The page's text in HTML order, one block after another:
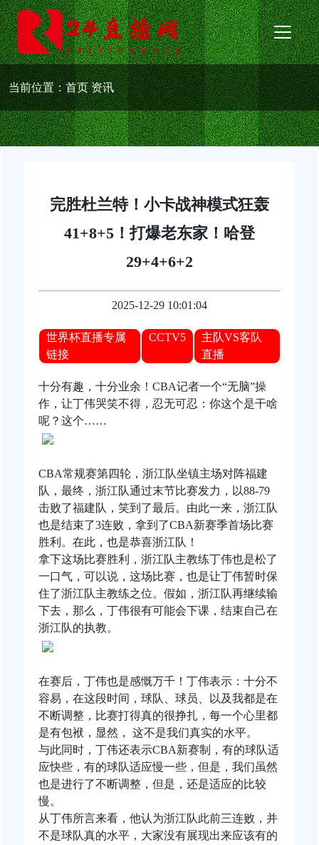
当前位置：首页资讯
完胜杜兰特！小卡战神模式狂轰
41+8+5！打爆老东家！哈登
29+4+6+2
2025-12-29 10:01:04
世界杯直播专属
链接
CCTV5
主队VS客队
直播
十分有趣，十分业余！CBA记者一个“无脑”操
作，让丁伟哭笑不得，忍无可忍：你这个是干啥
呢？这个……
CBA常规赛第四轮，浙江队坐镇主场对阵福建
队，最终，浙江队通过末节比赛发力，以88-79
击败了福建队，笑到了最后。由此一来，浙江队
也是结束了3连败，拿到了CBA新赛季首场比赛
胜利。在此，也是恭喜浙江队！
拿下这场比赛胜利，浙江队主教练丁伟也是松了
一口气，可以说，这场比赛，也是让丁伟暂时保
住了浙江队主教练之位。假如，浙江队再继续输
下去，那么，丁伟很有可能会下课，结束自己在
浙江队的执教。
在赛后，丁伟也是感慨万千！丁伟表示：十分不
容易，在这段时间，球队、球员、以及我都是在
不断调整，比赛打得真的很挣扎，每一个心里都
是有包袱，显然， 这不是我们真实的水平。
与此同时，丁伟还表示CBA新赛制，有的球队适
应快些，有的球队适应慢一些，但是，我们虽然
也是进行了不断调整，但是，还是适应的比较
慢。
从丁伟所言来看，他认为浙江队此前三连败，并
不是球队真的水平，大家没有展现出来应该有的